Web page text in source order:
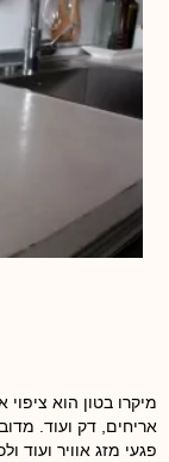
מיקרו בטון הוא
אריחים, דק ועוד.
פגעי מזג אוויר ועוד